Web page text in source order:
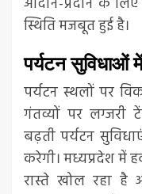
स्थिति मजबूत हुई है।
पर्यटन सुविधाओं
पर्यटन स्थलों पर
गंतव्यों पर लग्जरी
बढ़ती पर्यटन
करेगी। मध्यप्रदेश में
रास्ते खोल रहा है